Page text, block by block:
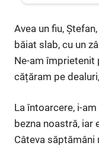
Avea un fiu,
băiat slab, cu un
Ne-am împrietenit
cățăram pe
La întoarcere, i-
bezna noastră, iar
Câteva săptămâni